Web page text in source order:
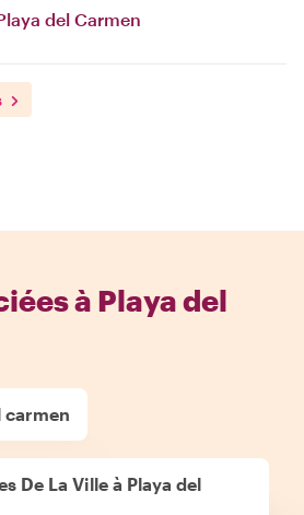
del Carmen
à Playa del
carmen
De La Ville à Playa del